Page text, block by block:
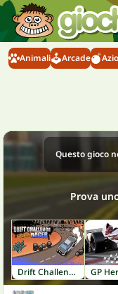
Animali Arcade
Questo gioco
Prova
Drift Challenge Turbo Racer GP